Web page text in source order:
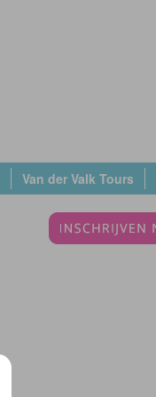
Van der Valk Tours